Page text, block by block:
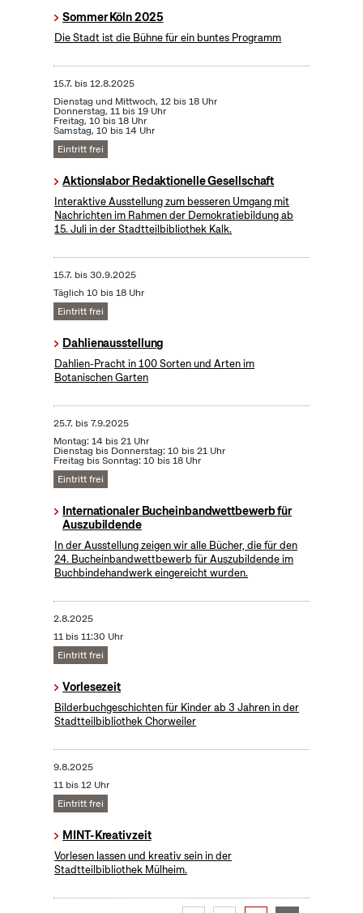
Sommer Köln 2025
Die Stadt ist die Bühne für ein buntes Programm
15.7. bis12.8.2025
Dienstag und Mittwoch, 12 bis 18 Uhr
Donnerstag, 11 bis 19 Uhr
Freitag, 10 bis 18 Uhr
Samstag, 10 bis 14 Uhr
Eintritt frei
Aktionslabor Redaktionelle Gesellschaft
Interaktive Ausstellung zum besseren Umgang mit
Nachrichten im Rahmen der Demokratiebildung ab
15. Juli in der Stadtteilbibliothek Kalk.
15.7. bis30.9.2025
Täglich 10 bis 18 Uhr
Eintritt frei
Dahlienausstellung
Dahlien-Pracht in 100 Sorten und Arten im
Botanischen Garten
25.7. bis7.9.2025
Montag: 14 bis 21 Uhr
Dienstag bis Donnerstag: 10 bis 21 Uhr
Freitag bis Sonntag: 10 bis 18 Uhr
Eintritt frei
Internationaler Bucheinbandwettbewerb für
Auszubildende
In der Ausstellung zeigen wir alle Bücher, die für den
24. Bucheinbandwettbewerb für Auszubildende im
Buchbindehandwerk eingereicht wurden.
2.8.2025
11 bis 11:30 Uhr
Eintritt frei
Vorlesezeit
Bilderbuchgeschichten für Kinder ab 3 Jahren in der
Stadtteilbibliothek Chorweiler
9.8.2025
11 bis 12 Uhr
Eintritt frei
MINT-Kreativzeit
Vorlesen lassen und kreativ sein in der
Stadtteilbibliothek Mülheim.